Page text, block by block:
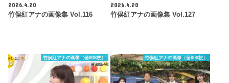
2026.4.20
竹俣紅アナの画像集 Vol.116
2026.4.20
竹俣紅アナの画像集 Vol.127
竹俣紅アナの画像（全908枚） 竹俣紅アナの画像（全908枚）